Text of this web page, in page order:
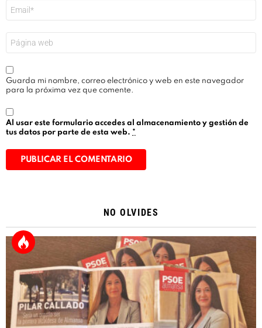
electrónico
*
Guarda mi nombre, correo electrónico y web en este navegador
para la próxima vez que comente.
Al usar este formulario accedes al almacenamiento y gestión de
tus datos por parte de esta web. *
NO OLVIDES